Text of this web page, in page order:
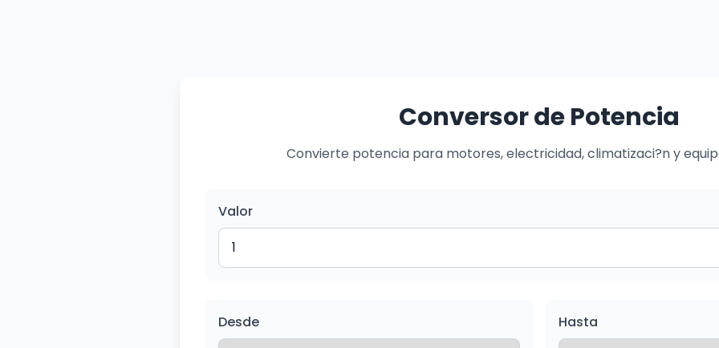
Conversor de Potencia
Convierte potencia para motores, electricidad, climatizaci?n y
Valor
Desde Hasta